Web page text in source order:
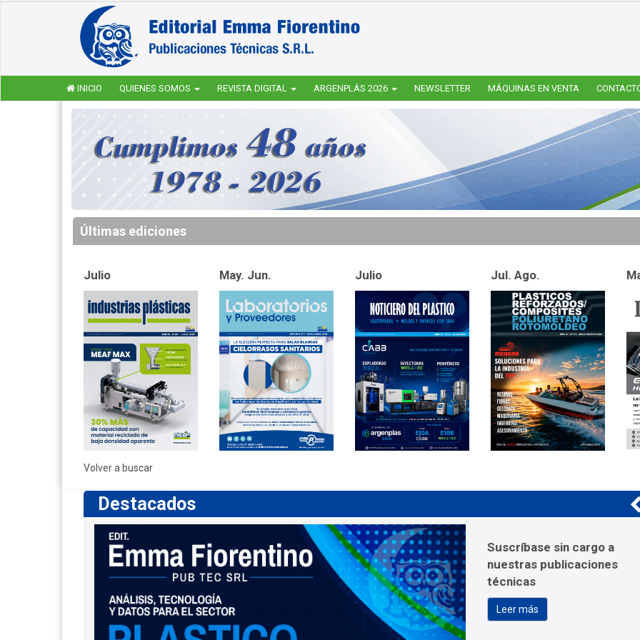
INICIO QUIENES SOMOS REVISTA DIGITAL ARGENPLÁS 2026 NEWSLETTER MÁQUINAS EN VENTA
Últimas ediciones
Julio May. Jun. Julio Jul. Ago.
Volver a buscar
Destacados
Suscríbase sin cargo a
nuestras publicaciones
técnicas
Leer más